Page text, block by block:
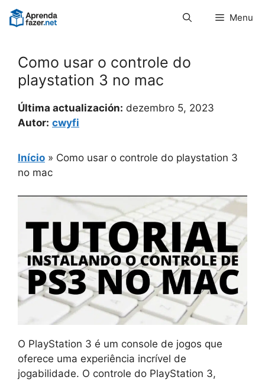
Pular
para
Menu
Como usar o controle do
playstation 3 no mac
Última actualización: dezembro 5, 2023
Autor: cwyfi
Início » Como usar o controle do playstation 3
no mac
O PlayStation 3 é um console de jogos que
oferece uma experiência incrível de
jogabilidade. O controle do PlayStation 3,